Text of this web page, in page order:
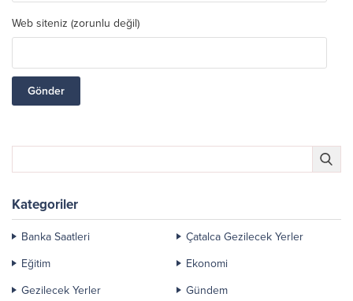
Web siteniz (zorunlu değil)
Kategoriler
Banka Saatleri
Çatalca Gezilecek Yerler
Eğitim
Ekonomi
Gezilecek Yerler
Gündem